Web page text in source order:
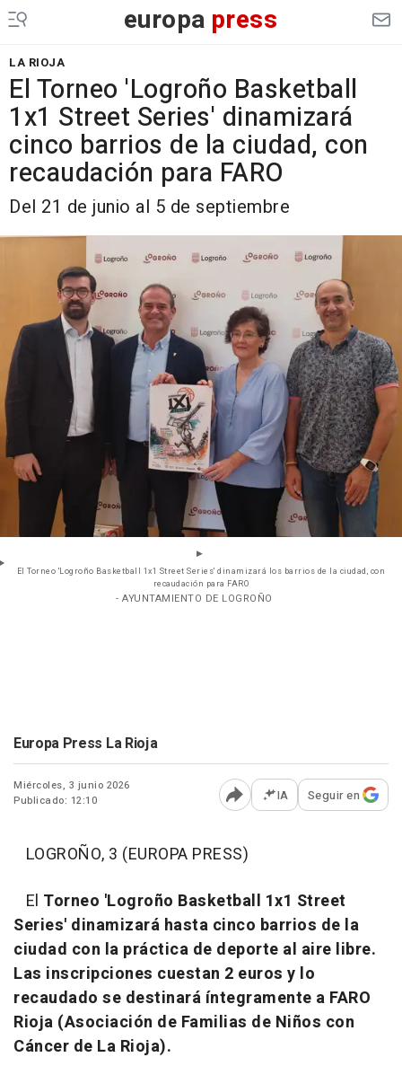
europa press
LA RIOJA
El Torneo 'Logroño Basketball
1x1 Street Series' dinamizará
cinco barrios de la ciudad, con
recaudación para FARO
Del 21 de junio al 5 de septiembre
El Torneo 'Logroño Basketball 1x1 Street Series' dinamizará los barrios de la ciudad, con
recaudación para FARO
- AYUNTAMIENTO DE LOGROÑO
Europa Press La Rioja
Miércoles, 3 junio 2026
Publicado: 12:10
Abrir opciones para
IA Seguir en
LOGROÑO, 3 (EUROPA PRESS)
El Torneo 'Logroño Basketball 1x1 Street
Series' dinamizará hasta cinco barrios de la
ciudad con la práctica de deporte al aire libre.
Las inscripciones cuestan 2 euros y lo
recaudado se destinará íntegramente a FARO
Rioja (Asociación de Familias de Niños con
Cáncer de La Rioja).